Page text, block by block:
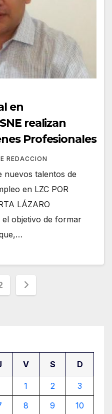
en
realizan
Profesionales
REDACCION
talentos de
en LZC POR
LÁZARO
el objetivo de formar
V S D
1 2
3
8 9
10